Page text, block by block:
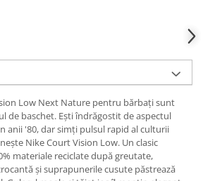
Low Next Nature pentru bărbați sunt
de baschet. Ești îndrăgostit de aspectul
anii '80, dar simți pulsul rapid al culturii
Nike Court Vision Low. Un clasic
materiale reciclate după greutate,
și suprapunerile cusute păstrează